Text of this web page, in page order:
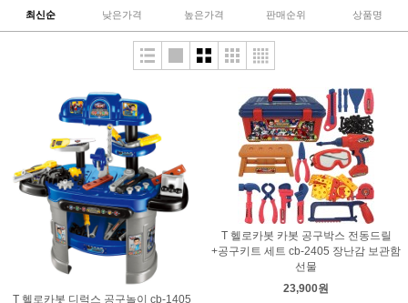
최신순 낮은가격 높은가격 판매순위 상품명
T 헬로카봇 디럭스 공구놀이 cb-1405
T 헬로카봇 카봇 공구박스 전동드릴
+공구키트 세트 cb-2405 장난감 보관함
선물
23,900원